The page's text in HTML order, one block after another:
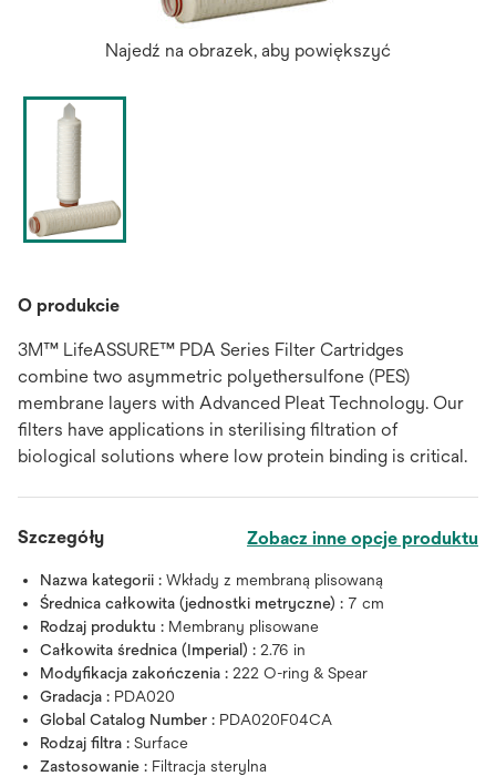
Najedź na obrazek, aby powiększyć
O produkcie
3M™ LifeASSURE™ PDA Series Filter Cartridges
combine two asymmetric polyethersulfone (PES)
membrane layers with Advanced Pleat Technology. Our
filters have applications in sterilising filtration of
biological solutions where low protein binding is critical.
Szczegóły Zobacz inne opcje produktu
Nazwa kategorii : Wkłady z membraną plisowaną
Średnica całkowita (jednostki metryczne) : 7 cm
Rodzaj produktu : Membrany plisowane
Całkowita średnica (Imperial) : 2.76 in
Modyfikacja zakończenia : 222 O-ring & Spear
Gradacja : PDA020
Global Catalog Number : PDA020F04CA
Rodzaj filtra : Surface
Zastosowanie : Filtracja sterylna